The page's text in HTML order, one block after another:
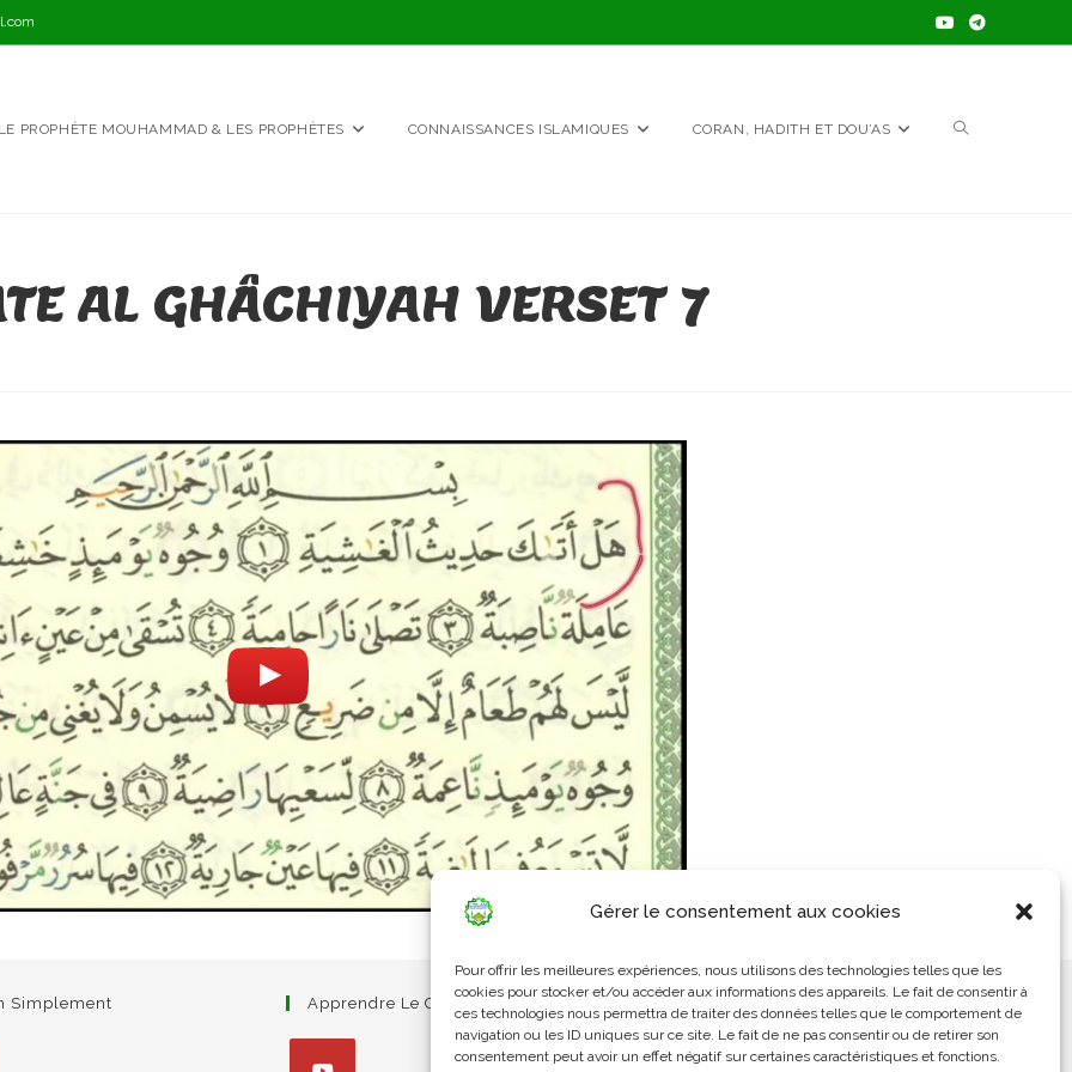
Gérer le consentement aux cookies
Pour offrir les meilleures expériences, nous utilisons des technologies telles que les
cookies pour stocker et/ou accéder aux informations des appareils. Le fait de consentir à
ces technologies nous permettra de traiter des données telles que le comportement de
navigation ou les ID uniques sur ce site. Le fait de ne pas consentir ou de retirer son
consentement peut avoir un effet négatif sur certaines caractéristiques et fonctions.
LE PROPHÈTE MOUHAMMAD & LES PROPHÈTES CONNAISSANCES ISLAMIQUES CORAN, HADITH ET DOU’AS TOGGLE
AL GHÂCHIYAH VERSET 7
Simplement Apprendre Le Coran Simplement